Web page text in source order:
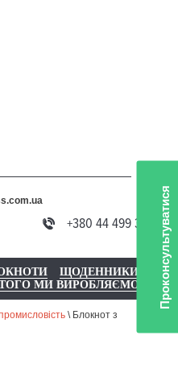
+380 44 499 3735
ЩОДЕННИКИ
МИ ВИРОБЛЯЄМО
\ Блокнот з
Проконсультуватися